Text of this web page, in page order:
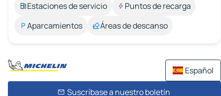
Estaciones de servicio
Puntos de recarga
Aparcamientos
Áreas de descanso
Español
Suscríbase a nuestro boletín